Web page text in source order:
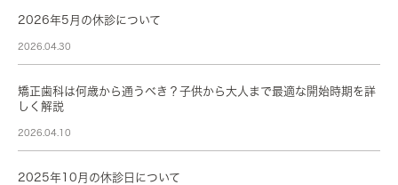
2026年5月の休診について
2026.04.30
矯正歯科は何歳から通うべき？子供から大人まで最適な開始時期を詳
しく解説
2026.04.10
2025年10月の休診日について